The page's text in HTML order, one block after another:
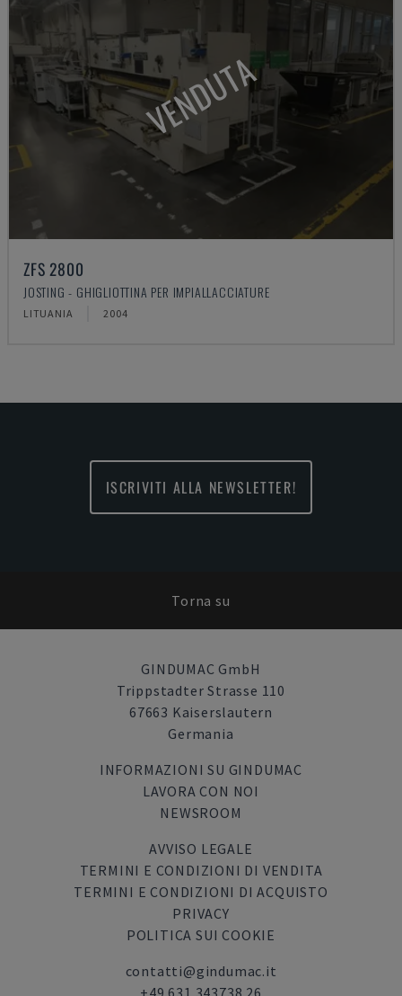
VENDUTA
ZFS 2800
JOSTING - GHIGLIOTTINA PER IMPIALLACCIATURE
LITUANIA 2004
ISCRIVITI ALLA NEWSLETTER!
Torna su
GINDUMAC GmbH
Trippstadter Strasse 110
67663 Kaiserslautern
Germania
INFORMAZIONI SU GINDUMAC
LAVORA CON NOI
NEWSROOM
AVVISO LEGALE
TERMINI E CONDIZIONI DI VENDITA
TERMINI E CONDIZIONI DI ACQUISTO
PRIVACY
POLITICA SUI COOKIE
contatti@gindumac.it
+49 631 343738 26